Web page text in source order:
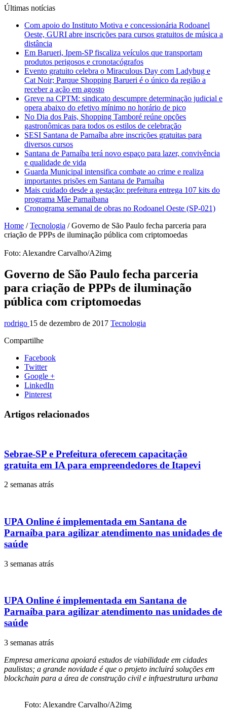
Últimas notícias
Com apoio do Instituto Motiva e concessionária Rodoanel
Oeste, GURI abre inscrições para cursos gratuitos de música a
distância
Em Barueri, Ipem-SP fiscaliza veículos que transportam
produtos perigosos e cronotacógrafos
Evento gratuito celebra o Miraculous Day com Ladybug e
Cat Noir; Parque Shopping Barueri é o único da região a
receber a ação em agosto
Greve na CPTM: sindicato descumpre determinação judicial e
opera abaixo do efetivo mínimo no horário de pico
No Dia dos Pais, Shopping Tamboré reúne opções
gastronômicas para todos os estilos de celebração
SESI Santana de Parnaíba abre inscrições gratuitas para
diversos cursos
Santana de Parnaíba terá novo espaço para lazer, convivência
e qualidade de vida
Guarda Municipal intensifica combate ao crime e realiza
importantes prisões em Santana de Parnaíba
Mais cuidado desde a gestação: prefeitura entrega 107 kits do
programa Mãe Parnaibana
Cronograma semanal de obras no Rodoanel Oeste (SP-021)
Home / Tecnologia / Governo de São Paulo fecha parceria para
criação de PPPs de iluminação pública com criptomoedas
Foto: Alexandre Carvalho/A2img
Governo de São Paulo fecha parceria
para criação de PPPs de iluminação
pública com criptomoedas
rodrigo 15 de dezembro de 2017 Tecnologia
Compartilhe
Facebook
Twitter
Google +
LinkedIn
Pinterest
Artigos relacionados
Sebrae-SP e Prefeitura oferecem capacitação
gratuita em IA para empreendedores de Itapevi
2 semanas atrás
UPA Online é implementada em Santana de
Parnaíba para agilizar atendimento nas unidades de
saúde
3 semanas atrás
UPA Online é implementada em Santana de
Parnaíba para agilizar atendimento nas unidades de
saúde
3 semanas atrás
Empresa americana apoiará estudos de viabilidade em cidades
paulistas; a grande novidade é que ​o​ projeto incluir​á​ soluções em
blockchain para a área de construção civil e infraestrutura urbana
Foto: Alexandre Carvalho/A2img